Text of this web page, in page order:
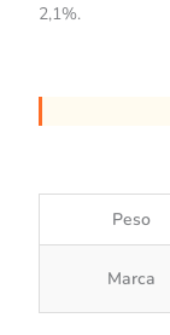
2,1%.
Peso
Marca